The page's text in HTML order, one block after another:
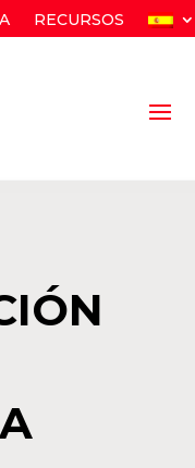
RECURSOS